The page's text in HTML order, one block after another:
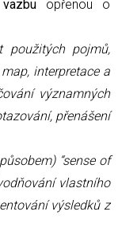
opřenou o
použitých pojmů,
interpretace a
významných
přenášení
“sense of
vlastního
výsledků z